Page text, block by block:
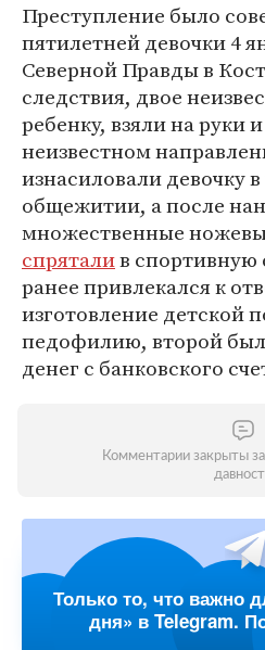
Преступление было
пятилетней девочки 4
Северной Правды в
следствия, двое
ребенку, взяли на руки
неизвестном
изнасиловали девочку
общежитии, а после
множественные
спряталив спортивную
ранее привлекался к
изготовление детской
педофилию, второй
денег с банковского
Комментарии закрыты
Только то, что важно
дня» в Telegram.